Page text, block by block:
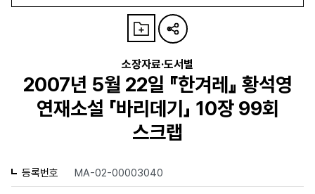
소장자료·도서별
2007년 5월 22일 『한겨레』 황석영
연재소설 「바리데기」 10장 99회
스크랩
등록번호 MA-02-00003040